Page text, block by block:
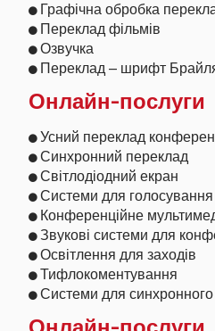
Графічна обробка
Переклад фільмів
Озвучка
Переклад – шрифт
Онлайн-послуги
Усний переклад
Синхронний переклад
Світлодіодний екран
Системи для голосування
Конференційне
Звукові системи для
Освітлення для заходів
Тифлокоментування
Системи для